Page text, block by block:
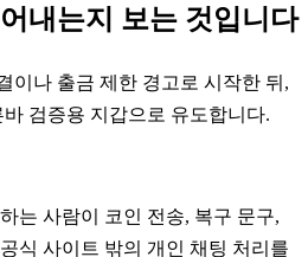
내는지 보는 것입니다
이나 출금 제한 경고로 시작한 뒤,
검증용 지갑으로 유도합니다.
는 사람이 코인 전송, 복구 문구,
식 사이트 밖의 개인 채팅 처리를